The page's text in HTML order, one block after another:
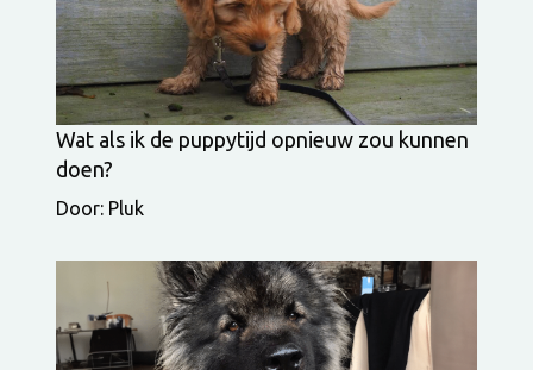
Wat als ik de puppytijd opnieuw zou kunnen
doen?
Door: Pluk